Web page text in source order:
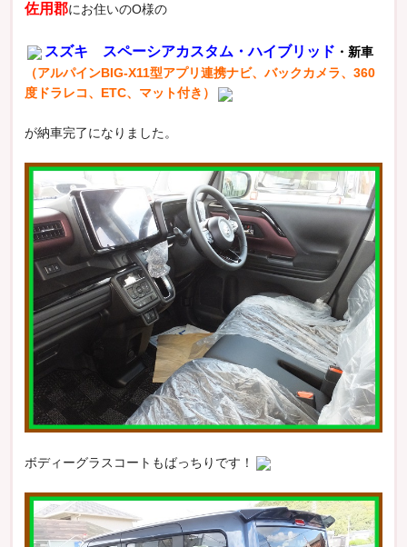
佐用郡にお住いのO様の
スズキ スペーシアカスタム・ハイブリッド ・新車
（アルパインBIG-X11型アプリ連携ナビ、バックカメラ、360
度ドラレコ、ETC、マット付き）
が納車完了になりました。
ボディーグラスコートもばっちりです！